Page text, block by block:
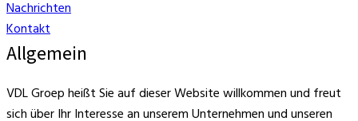
Nachrichten
Kontakt
Allgemein
VDL Groep heißt Sie auf dieser Website willkommen und freut
sich über Ihr Interesse an unserem Unternehmen und unseren